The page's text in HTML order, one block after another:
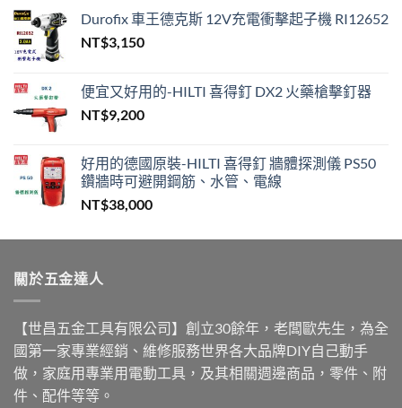
到
NT$650
Durofix 車王德克斯 12V充電衝擊起子機 RI12652
NT$3,150
便宜又好用的-HILTI 喜得釘 DX2 火藥槍擊釘器
NT$9,200
好用的德國原裝-HILTI 喜得釘 牆體探測儀 PS50
鑽牆時可避開鋼筋、水管、電線
NT$38,000
關於五金達人
【世昌五金工具有限公司】創立30餘年，老闆歐先生，為全
國第一家專業經銷、維修服務世界各大品牌DIY自己動手
做，家庭用專業用電動工具，及其相關週邊商品，零件、附
件、配件等等。